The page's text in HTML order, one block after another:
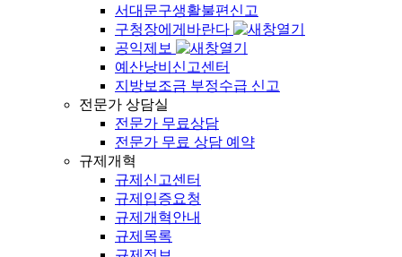
서대문구생활불편신고
구청장에게바란다
공익제보
예산낭비신고센터
지방보조금 부정수급 신고
전문가 상담실
전문가 무료상담
전문가 무료 상담 예약
규제개혁
규제신고센터
규제입증요청
규제개혁안내
규제목록